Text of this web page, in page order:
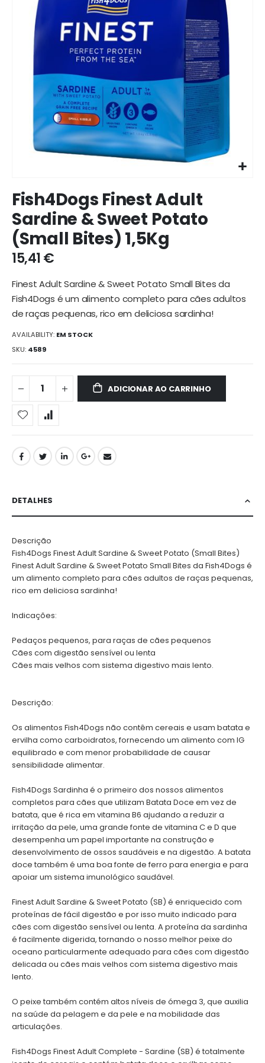
para
o
início
da
galeria
de
Fish4Dogs Finest Adult
Sardine & Sweet Potato
(Small Bites) 1,5Kg
15,41 €
Finest Adult Sardine & Sweet Potato Small Bites da
Fish4Dogs é um alimento completo para cães adultos
de raças pequenas, rico em deliciosa sardinha!
AVAILABILITY: EM STOCK
SKU 4589
ADICIONAR AO CARRINHO
DETALHES
Descrição
Fish4Dogs Finest Adult Sardine & Sweet Potato (Small Bites)
Finest Adult Sardine & Sweet Potato Small Bites da Fish4Dogs é
um alimento completo para cães adultos de raças pequenas,
rico em deliciosa sardinha!
Indicações:
Pedaços pequenos, para raças de cães pequenos
Cães com digestão sensível ou lenta
Cães mais velhos com sistema digestivo mais lento.
Descrição:
Os alimentos Fish4Dogs não contêm cereais e usam batata e
ervilha como carboidratos, fornecendo um alimento com IG
equilibrado e com menor probabilidade de causar
sensibilidade alimentar.
Fish4Dogs Sardinha é o primeiro dos nossos alimentos
completos para cães que utilizam Batata Doce em vez de
batata, que é rica em vitamina B6 ajudando a reduzir a
irritação da pele, uma grande fonte de vitamina C e D que
desempenha um papel importante na construção e
desenvolvimento de ossos saudáveis e na digestão. A batata
doce também é uma boa fonte de ferro para energia e para
apoiar um sistema imunológico saudável.
Finest Adult Sardine & Sweet Potato (SB) é enriquecido com
proteínas de fácil digestão e por isso muito indicado para
cães com digestão sensível ou lenta. A proteína da sardinha
é facilmente digerida, tornando o nosso melhor peixe do
oceano particularmente adequado para cães com digestão
delicada ou cães mais velhos com sistema digestivo mais
lento.
O peixe também contém altos níveis de ómega 3, que auxilia
na saúde da pelagem e da pele e na mobilidade das
articulações.
Fish4Dogs Finest Adult Complete - Sardine (SB) é totalmente